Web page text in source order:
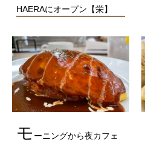
HAERAにオープン【栄】
モ ーニングから夜カフェ